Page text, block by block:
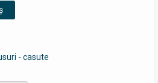
- casute